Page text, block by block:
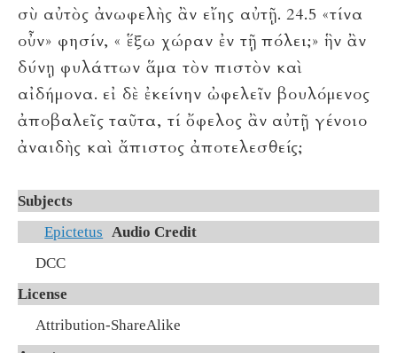
σὺ αὐτὸς ἀνωφελὴς ἂν εἴης αὐτῇ. 24.5 «τίνα
οὖν» φησίν, « ἕξω χώραν ἐν τῇ πόλει;» ἣν ἂν
δύνῃ φυλάττων ἅμα τὸν πιστὸν καὶ
αἰδήμονα. εἰ δὲ ἐκείνην ὠφελεῖν βουλόμενος
ἀποβαλεῖς ταῦτα, τί ὄφελος ἂν αὐτῇ γένοιο
ἀναιδὴς καὶ ἄπιστος ἀποτελεσθείς;
Subjects
Epictetus Audio Credit
DCC
License
Attribution-ShareAlike